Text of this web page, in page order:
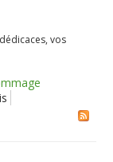
vos